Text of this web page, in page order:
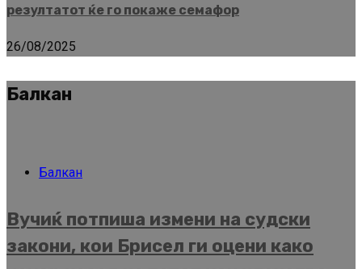
резултатот ќе го покаже семафор
26/08/2025
Балкан
Балкан
Вучиќ потпиша измени на судски
закони, кои Брисел ги оцени како